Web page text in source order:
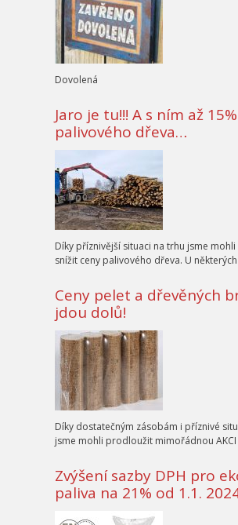
Dovolená
Jaro je tu!!! A s ním až
palivového dřeva…
Díky příznivější situaci na trhu jsme mohli
snížit ceny palivového dřeva. U
Ceny pelet a dřevěných
jdou dolů!
Díky dostatečným zásobám i příznivé
jsme mohli prodloužit mimořádnou
Zvýšení sazby DPH pro
paliva na 21% od 1.1.